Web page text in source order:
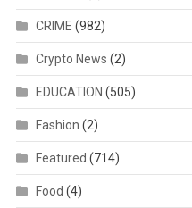
CRIME (982)
Crypto News (2)
EDUCATION (505)
Fashion (2)
Featured (714)
Food (4)